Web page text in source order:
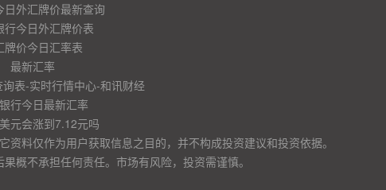
日外汇牌价最新查询
行今日外汇牌价表
牌价今日汇率表
最新汇率
表-实时行情中心-和讯财经
行今日最新汇率
元会涨到7.12元吗
料仅作为用户获取信息之目的，并不构成投资建议和投资依据。
概不承担任何责任。市场有风险，投资需谨慎。